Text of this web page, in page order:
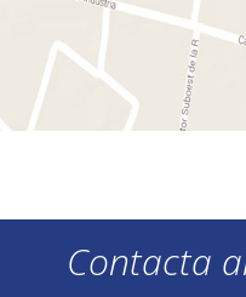
Contacta